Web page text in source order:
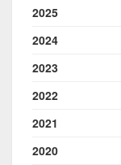
2025
2024
2023
2022
2021
2020